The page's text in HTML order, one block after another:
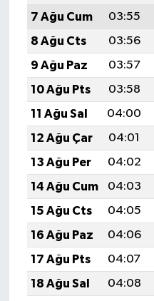
7 Ağu Cum
03:55
8 Ağu Cts
03:56
9 Ağu Paz
03:57
10 Ağu Pts
03:58
11 Ağu Sal
04:00
12 Ağu Çar
04:01
13 Ağu Per
04:02
14 Ağu Cum
04:03
15 Ağu Cts
04:05
16 Ağu Paz
04:06
17 Ağu Pts
04:07
18 Ağu Sal
04:08